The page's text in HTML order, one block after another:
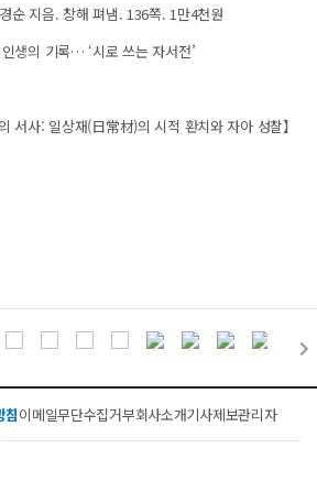
순 지음. 창해 펴냄. 136쪽. 1만4천원
생의 기록… ‘시로 쓰는 자서전’
서사: 일상재(日常材)의 시적 환치와 자아 성찰】
침이메일무단수집거부회사소개기사제보관리자